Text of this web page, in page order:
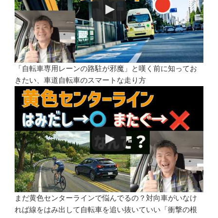
「自転車専用レーンの路駐が邪魔」と嘆く前に知ってお
きたい、車道自転車のスマートな走り方
まだ黄色センターラインで悩んでるの？対向車がいなけ
れば線をはみ出して自転車を追い抜いていい「衝撃の根